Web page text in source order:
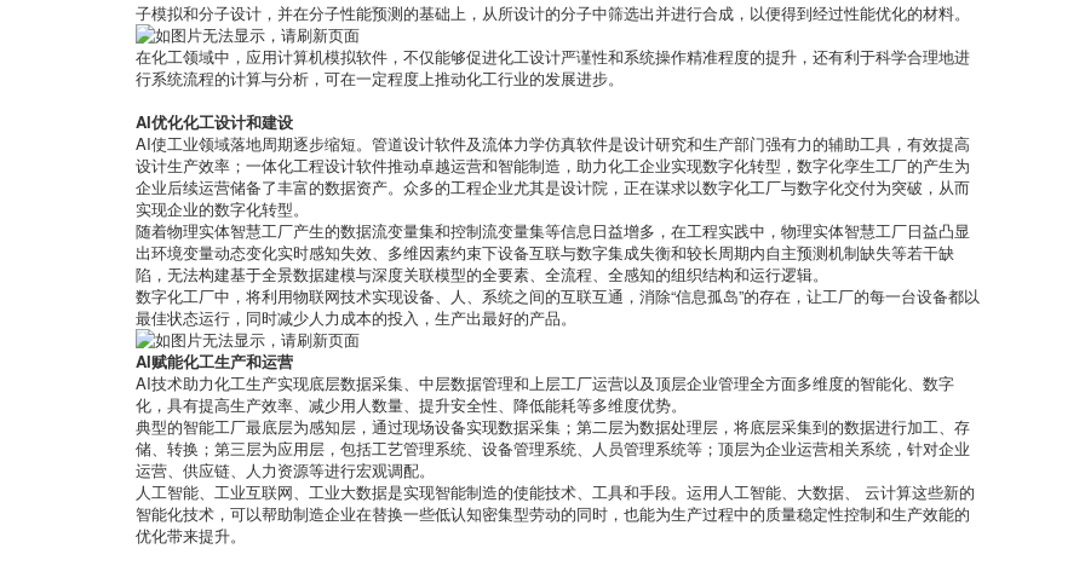
子模拟和分子设计，并在分子性能预测的基础上，从所设计的分子中筛选出并进行合成，以便得到经过性能优化的材料。
在化工领域中，应用计算机模拟软件，不仅能够促进化工设计严谨性和系统操作精准程度的提升，还有利于科学合理地进
行系统流程的计算与分析，可在一定程度上推动化工行业的发展进步。
AI优化化工设计和建设
AI使工业领域落地周期逐步缩短。管道设计软件及流体力学仿真软件是设计研究和生产部门强有力的辅助工具，有效提高
设计生产效率；一体化工程设计软件推动卓越运营和智能制造，助力化工企业实现数字化转型，数字化孪生工厂的产生为
企业后续运营储备了丰富的数据资产。众多的工程企业尤其是设计院，正在谋求以数字化工厂与数字化交付为突破，从而
实现企业的数字化转型。
随着物理实体智慧工厂产生的数据流变量集和控制流变量集等信息日益增多，在工程实践中，物理实体智慧工厂日益凸显
出环境变量动态变化实时感知失效、多维因素约束下设备互联与数字集成失衡和较长周期内自主预测机制缺失等若干缺
陷，无法构建基于全景数据建模与深度关联模型的全要素、全流程、全感知的组织结构和运行逻辑。
数字化工厂中，将利用物联网技术实现设备、人、系统之间的互联互通，消除“信息孤岛”的存在，让工厂的每一台设备都以
最佳状态运行，同时减少人力成本的投入，生产出最好的产品。
AI赋能化工生产和运营
AI技术助力化工生产实现底层数据采集、中层数据管理和上层工厂运营以及顶层企业管理全方面多维度的智能化、数字
化，具有提高生产效率、减少用人数量、提升安全性、降低能耗等多维度优势。
典型的智能工厂最底层为感知层，通过现场设备实现数据采集；第二层为数据处理层，将底层采集到的数据进行加工、存
储、转换；第三层为应用层，包括工艺管理系统、设备管理系统、人员管理系统等；顶层为企业运营相关系统，针对企业
运营、供应链、人力资源等进行宏观调配。
人工智能、工业互联网、工业大数据是实现智能制造的使能技术、工具和手段。运用人工智能、大数据、 云计算这些新的
智能化技术，可以帮助制造企业在替换一些低认知密集型劳动的同时，也能为生产过程中的质量稳定性控制和生产效能的
优化带来提升。